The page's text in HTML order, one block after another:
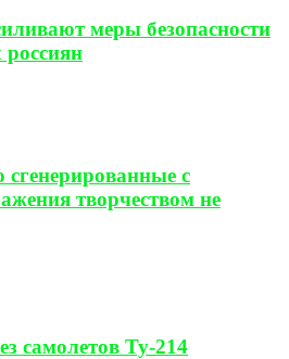
меры безопасности
россиян
сгенерированные с
творчеством не
самолетов Ту-214